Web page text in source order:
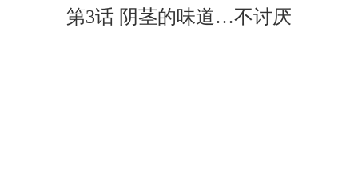
第3话 阴茎的味道…不讨厌